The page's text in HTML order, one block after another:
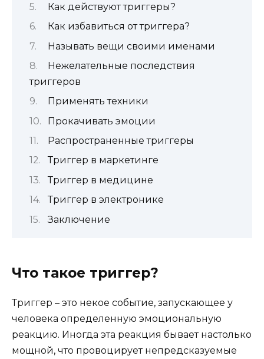
Как действуют триггеры?
Как избавиться от триггера?
Называть вещи своими именами
Нежелательные последствия
триггеров
Применять техники
Прокачивать эмоции
Распространенные триггеры
Триггер в маркетинге
Триггер в медицине
Триггер в электронике
Заключение
Что такое триггер?
Триггер – это некое событие, запускающее у
человека определенную эмоциональную
реакцию. Иногда эта реакция бывает настолько
мощной, что провоцирует непредсказуемые